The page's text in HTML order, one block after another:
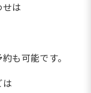
は
も可能です。
は